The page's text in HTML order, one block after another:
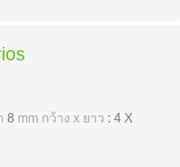
8 mm กว้าง x ยาว : 4 X